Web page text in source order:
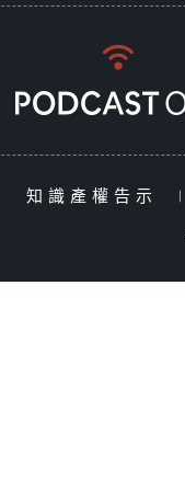
知識產權告示 |